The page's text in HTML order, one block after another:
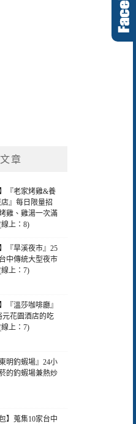
章
『老家烤雞&養
』每日限量招
雞、雞湯一次滿
上：8)
『旱溪夜市』25
中傳統大型夜市
上：7)
『溫莎咖啡廳』
元花園酒店的吃
上：7)
明釣蝦場』24小
的釣蝦場兼熱炒
】蒐集10家台中